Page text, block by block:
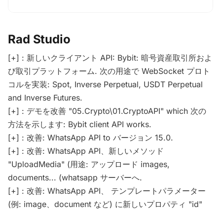
Rad Studio
[+] : 新しいクライアント API: Bybit: 暗号資産取引所およ
び取引プラットフォーム. 次の用途で WebSocket プロト
コルを実装: Spot, Inverse Perpetual, USDT Perpetual
and Inverse Futures.
[+] : デモを改善 "05.Crypto\01.CryptoAPI" which 次の
方法を示します: Bybit client API works.
[+] : 改善: WhatsApp API to バージョン 15.0.
[+] : 改善: WhatsApp API、新しいメソッド
"UploadMedia" (用途: アップロード images,
documents... (whatsapp サーバーへ.
[+] : 改善: WhatsApp API、 テンプレートパラメーター
(例: image、document など) に新しいプロパティ "id"